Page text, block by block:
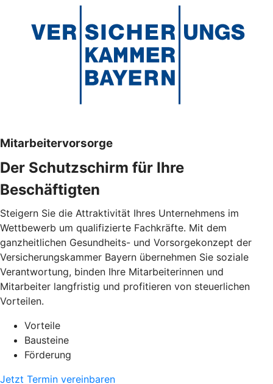
Mitarbeitervorsorge
Der Schutzschirm für Ihre
Beschäftigten
Steigern Sie die Attraktivität Ihres Unternehmens im
Wettbewerb um qualifizierte Fachkräfte. Mit dem
ganzheitlichen Gesundheits- und Vorsorgekonzept der
Versicherungskammer Bayern übernehmen Sie soziale
Verantwortung, binden Ihre Mitarbeiterinnen und
Mitarbeiter langfristig und profitieren von steuerlichen
Vorteilen.
Vorteile
Bausteine
Förderung
Jetzt Termin vereinbaren